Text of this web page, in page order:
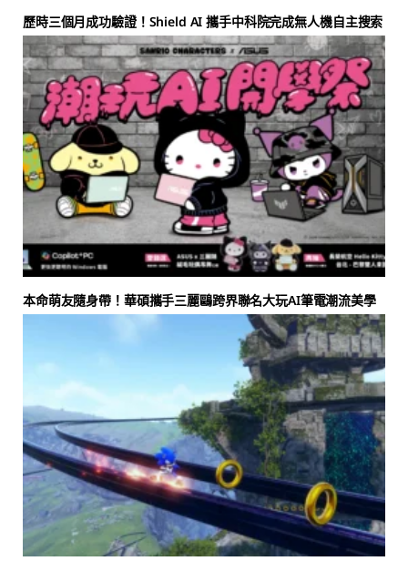
歷時三個月成功驗證！Shield AI 攜手中科院完成無人機自主搜索
本命萌友隨身帶！華碩攜手三麗鷗跨界聯名大玩AI筆電潮流美學